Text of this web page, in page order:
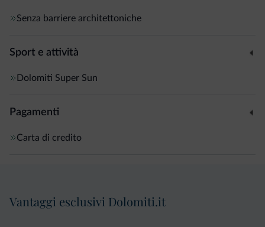
Senza barriere architettoniche
Sport e attività
Dolomiti Super Sun
Pagamenti
Carta di credito
Vantaggi esclusivi Dolomiti.it